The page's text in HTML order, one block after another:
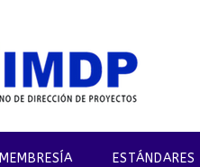
MEMBRESÍA ESTÁNDARES